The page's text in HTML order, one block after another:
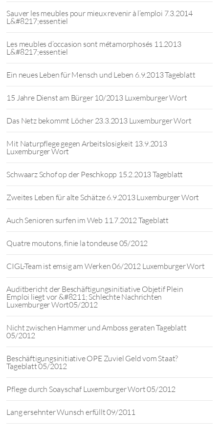
Sauver les meubles pour mieux revenir à l’emploi 7.3.2014
L&#8217;essentiel
Les meubles d’occasion sont métamorphosés 11.2013
L&#8217;essentiel
Ein neues Leben für Mensch und Leben 6.9.2013 Tageblatt
15 Jahre Dienst am Bürger 10/2013 Luxemburger Wort
Das Netz bekommt Löcher 23.3.2013 Luxemburger Wort
Mit Naturpflege gegen Arbeitslosigkeit 13.9.2013
Luxemburger Wort
Schwaarz Schof op der Peschkopp 15.2.2013 Tageblatt
Zweites Leben für alte Schätze 6.9.2013 Luxemburger Wort
Auch Senioren surfen im Web 11.7.2012 Tageblatt
Quatre moutons, finie la tondeuse 05/2012
CIGL-Team ist emsig am Werken 06/2012 Luxemburger Wort
Auditbericht der Beschäftigungsinitiative Objetif Plein
Emploi liegt vor &#8211; Schlechte Nachrichten
Luxemburger Wort05/2012
Nicht zwischen Hammer und Amboss geraten Tageblatt
05/2012
Beschäftigungsinitiative OPE Zuviel Geld vom Staat?
Tageblatt 05/2012
Pflege durch Soayschaf Luxemburger Wort 05/2012
Lang ersehnter Wunsch erfüllt 09/2011